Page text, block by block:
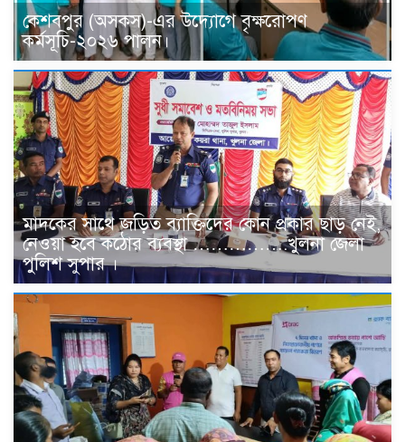
কেশবপুর (অসকস)-এর উদ্যোগে বৃক্ষরোপণ
কর্মসূচি-২০২৬ পালন।
মাদকের সাথে জড়িত ব্যাক্তিদের কোন প্রকার ছাড় নেই,
নেওয়া হবে কঠোর ব্যবস্থা …………….খুলনা জেলা
পুলিশ সুপার ।